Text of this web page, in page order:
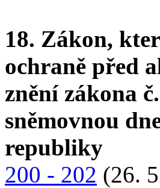
18. Zákon,
ochraně před
znění zákona
sněmovnou
republiky
200 - 202 (26.